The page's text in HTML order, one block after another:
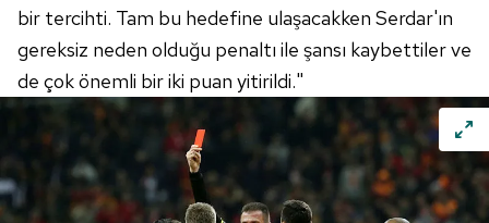
bir tercihti. Tam bu hedefine ulaşacakken Serdar'ın
gereksiz neden olduğu penaltı ile şansı kaybettiler ve
de çok önemli bir iki puan yitirildi."